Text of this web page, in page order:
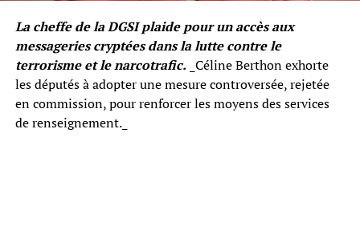
La cheffe de la DGSI plaide pour un accès aux
messageries cryptées dans la lutte contre le
terrorisme et le narcotrafic. _Céline Berthon exhorte
les députés à adopter une mesure controversée, rejetée
en commission, pour renforcer les moyens des services
de renseignement._